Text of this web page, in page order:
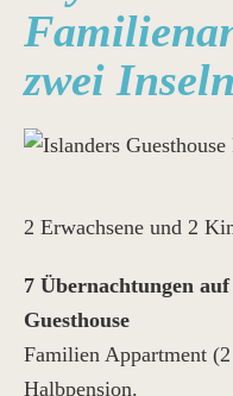
zwei Inseln
2 Erwachsene und 2
7 Übernachtungen
Guesthouse
Familien Appartment
Halbpension.